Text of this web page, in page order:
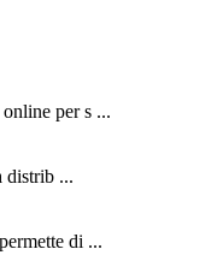
per s ...
distrib ...
di ...